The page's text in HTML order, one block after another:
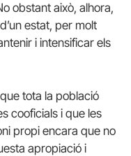
obstant això, alhora,
estat, per molt
i intensificar els
tota la població
cooficials i que les
propi encara que no
apropiació i